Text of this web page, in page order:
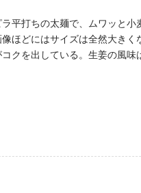
平打ちの太麺で、ムワッと
ほどにはサイズは全然大き
クを出している。生姜の風